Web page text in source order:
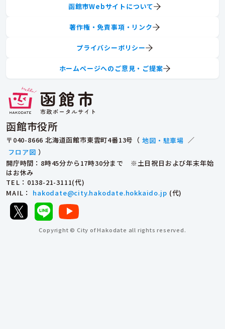
函館市役所
〒040-8666 北海道函館市東雲町4番13号（ 地図・駐車場 ／
フロア図 ）
開庁時間：8時45分から17時30分まで ※土日祝日および年末年始
はお休み
TEL ：0138-21-3111(代)
MAIL ： hakodate@city.hakodate.hokkaido.jp (代)
函館市Webサイトについて
著作権・免責事項・リンク
プライバシーポリシー
ホームページへのご意見・ご提案
Copyright © City of Hakodate all rights reserved.